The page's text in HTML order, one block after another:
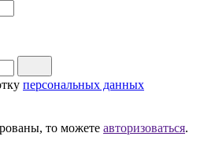
персональных данных
то можете авторизоваться.